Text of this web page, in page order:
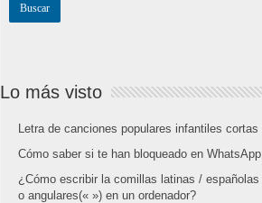
Lo más visto
Letra de canciones populares infantiles cortas
Cómo saber si te han bloqueado en WhatsApp
¿Cómo escribir la comillas latinas / españolas
o angulares(« ») en un ordenador?